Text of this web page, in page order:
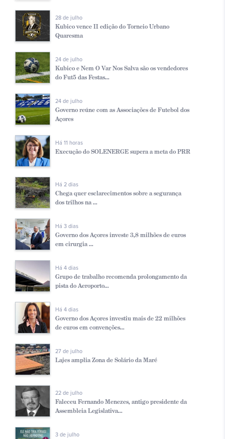
28 de julho
Kubico vence II edição do Torneio Urbano
Quaresma
24 de julho
Kubico e Nem O Var Nos Salva são os vendedores
do Fut5 das Festas...
24 de julho
Governo reúne com as Associações de Futebol dos
Açores
Há 11 horas
Execução do SOLENERGE supera a meta do PRR
Há 2 dias
Chega quer esclarecimentos sobre a segurança
dos trilhos na ...
Há 3 dias
Governo dos Açores investe 3,8 milhões de euros
em cirurgia ...
Há 4 dias
Grupo de trabalho recomenda prolongamento da
pista do Aeroporto...
Há 4 dias
Governo dos Açores investiu mais de 22 milhões
de euros em convenções...
27 de julho
Lajes amplia Zona de Solário da Maré
22 de julho
Faleceu Fernando Menezes, antigo presidente da
Assembleia Legislativa...
3 de julho